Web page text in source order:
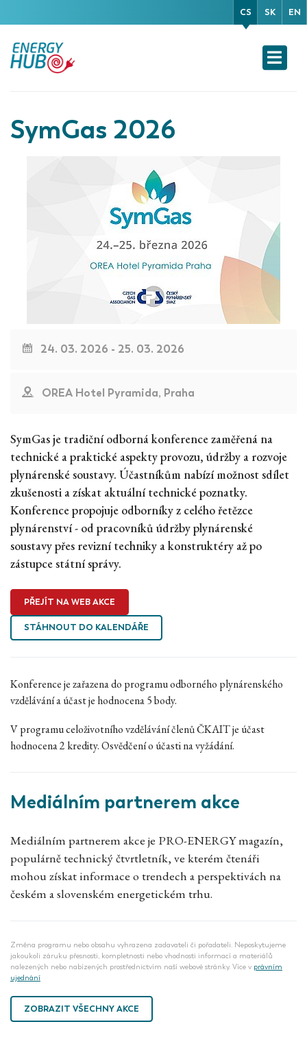
CS SK EN
SymGas 2026
24. 03. 2026 - 25. 03. 2026
OREA Hotel Pyramida, Praha
SymGas je tradiční odborná konference zaměřená na
technické a praktické aspekty provozu, údržby a rozvoje
plynárenské soustavy. Účastníkům nabízí možnost sdílet
zkušenosti a získat aktuální technické poznatky.
Konference propojuje odborníky z celého řetězce
plynárenství - od pracovníků údržby plynárenské
soustavy přes revizní techniky a konstruktéry až po
zástupce státní správy.
PŘEJÍT NA WEB AKCE
STÁHNOUT DO KALENDÁŘE
Konference je zařazena do programu odborného plynárenského
vzdělávání a účast je hodnocena 5 body.
V programu celoživotního vzdělávání členů ČKAIT je účast
hodnocena 2 kredity. Osvědčení o účasti na vyžádání.
Mediálním partnerem akce
Mediálním partnerem akce je PRO-ENERGY magazín,
populárně technický čtvrtletník, ve kterém čtenáři
mohou získat informace o trendech a perspektivách na
českém a slovenském energetickém trhu.
Změna programu nebo obsahu vyhrazena zadavateli či pořadateli. Neposkytujeme
jakoukoli záruku přesnosti, kompletnosti nebo vhodnosti informací a materiálů
nalezených nebo nabízených prostřednictvím naší webové stránky. Více v právním
ujednání
ZOBRAZIT VŠECHNY AKCE